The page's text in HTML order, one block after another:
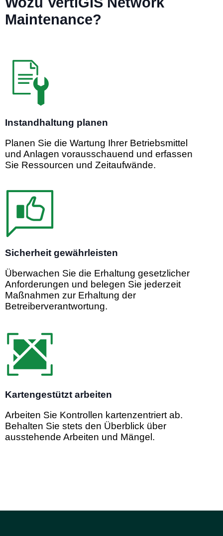
Maintenance?
Instandhaltung planen
Planen Sie die Wartung Ihrer Betriebsmittel
und Anlagen vorausschauend und erfassen
Sie Ressourcen und Zeitaufwände.
Sicherheit gewährleisten
Überwachen Sie die Erhaltung gesetzlicher
Anforderungen und belegen Sie jederzeit
Maßnahmen zur Erhaltung der
Betreiberverantwortung.
Kartengestützt arbeiten
Arbeiten Sie Kontrollen kartenzentriert ab.
Behalten Sie stets den Überblick über
ausstehende Arbeiten und Mängel.